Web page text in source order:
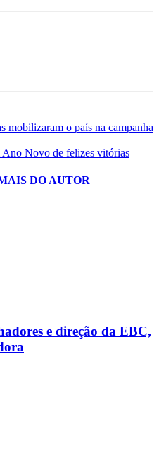
mobilizaram o país na campanha
Ano Novo de felizes vitórias
DO AUTOR
e direção da EBC,